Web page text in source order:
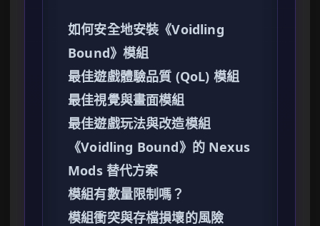
如何安全地安裝《Voidling
Bound》模組
最佳遊戲體驗品質 (QoL) 模組
最佳視覺與畫面模組
最佳遊戲玩法與改造模組
《Voidling Bound》的 Nexus
Mods 替代方案
模組有數量限制嗎？
模組衝突與存檔損壞的風險